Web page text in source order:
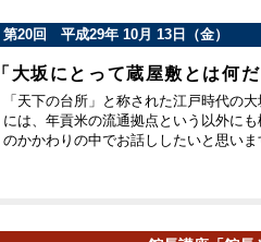
第20回 平成29年 10月 13日（金）
「大坂にとって蔵屋敷とは何だ
「天下の台所」と称された江戸時代の
には、年貢米の流通拠点という以外に
のかかわりの中でお話ししたいと思いま